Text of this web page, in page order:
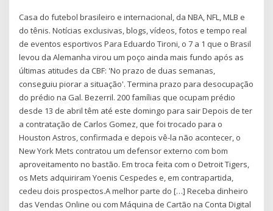
Casa do futebol brasileiro e internacional, da NBA, NFL, MLB e
do tênis. Notícias exclusivas, blogs, vídeos, fotos e tempo real
de eventos esportivos Para Eduardo Tironi, o 7 a 1 que o Brasil
levou da Alemanha virou um poço ainda mais fundo após as
últimas atitudes da CBF: 'No prazo de duas semanas,
conseguiu piorar a situação'. Termina prazo para desocupação
do prédio na Gal. Bezerril. 200 famílias que ocupam prédio
desde 13 de abril têm até este domingo para sair Depois de ter
a contratação de Carlos Gomez, que foi trocado para o
Houston Astros, confirmada e depois vê-la não acontecer, o
New York Mets contratou um defensor externo com bom
aproveitamento no bastão. Em troca feita com o Detroit Tigers,
os Mets adquiriram Yoenis Cespedes e, em contrapartida,
cedeu dois prospectos.A melhor parte do […] Receba dinheiro
das Vendas Online ou com Máquina de Cartão na Conta Digital